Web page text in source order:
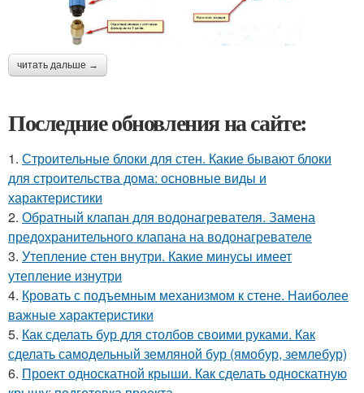
читать дальше →
Последние обновления на сайте:
1. Строительные блоки для стен. Какие бывают блоки
для строительства дома: основные виды и
характеристики
2. Обратный клапан для водонагревателя. Замена
предохранительного клапана на водонагревателе
3. Утепление стен внутри. Какие минусы имеет
утепление изнутри
4. Кровать с подъемным механизмом к стене. Наиболее
важные характеристики
5. Как сделать бур для столбов своими руками. Как
сделать самодельный земляной бур (ямобур, землебур)
6. Проект односкатной крыши. Как сделать односкатную